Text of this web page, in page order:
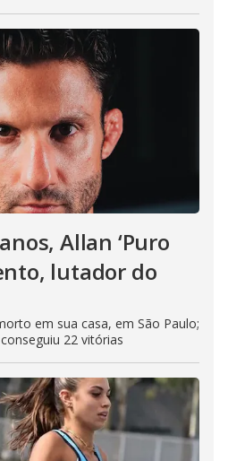
Allan ‘Puro
lutador do
em sua casa, em São Paulo;
22 vitórias